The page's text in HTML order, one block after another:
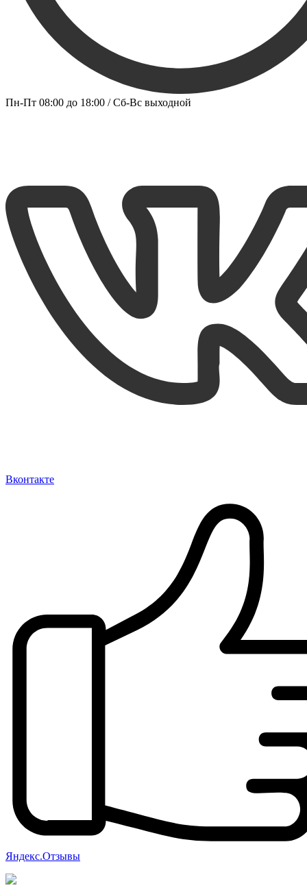
Пн-Пт 08:00 до 18:00 / Сб-Вс выходной
Вконтакте
Яндекс.Отзывы